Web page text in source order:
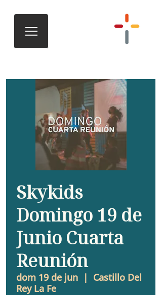
Skykids
Domingo 19 de
Junio Cuarta
Reunión
dom 19 de jun
  |
Castillo Del
Rey La Fe